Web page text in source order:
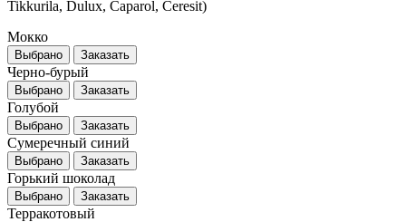
Tikkurila, Dulux, Caparol, Ceresit)
Мокко
Выбрано Заказать
Черно-бурый
Выбрано Заказать
Голубой
Выбрано Заказать
Сумеречный синий
Выбрано Заказать
Горький шоколад
Выбрано Заказать
Терракотовый